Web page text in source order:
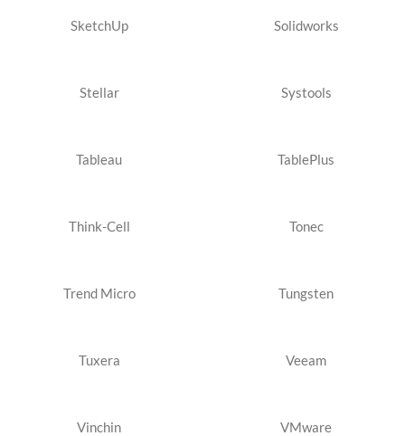
SketchUp Solidworks
Stellar Systools
Tableau TablePlus
Think-Cell Tonec
Trend Micro Tungsten
Tuxera Veeam
Vinchin VMware